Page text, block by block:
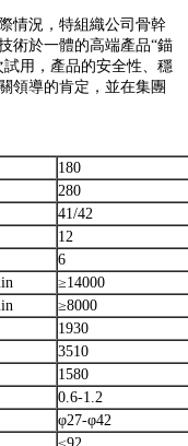
，特組織公司骨幹
技術於一體的高端產品“錨
，產品的安全性、穩
領導的肯定，並在集團
180
280
41/42
12
6
≥14000
≥8000
1930
3510
1580
0.6-1.2
φ27-φ42